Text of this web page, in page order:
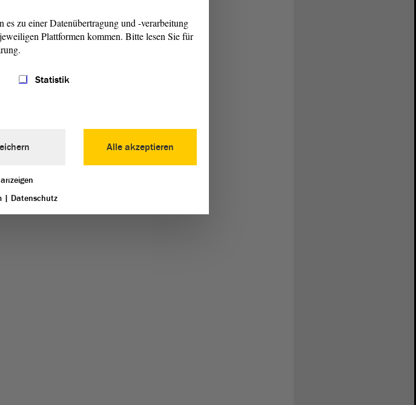
zu einer Datenübertragung und -verarbeitung
Plattformen kommen. Bitte lesen Sie für
Statistik
Alle akzeptieren
| Datenschutz